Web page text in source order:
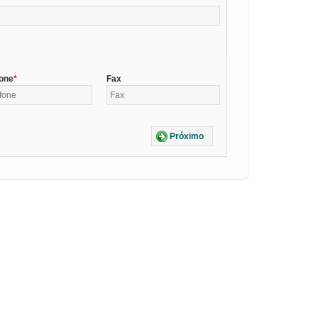
Fax
Próximo